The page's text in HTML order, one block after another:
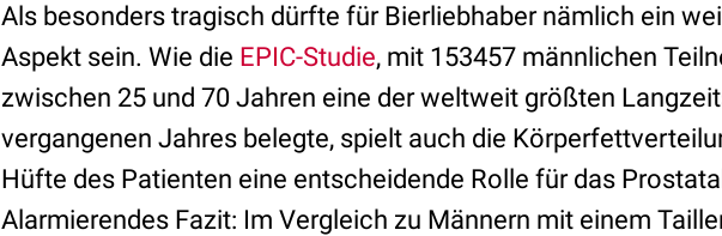
Als besonders tragisch dürfte für Bierliebhaber nämlich ein
Aspekt sein. Wie die EPIC-Studie, mit 153457 männlichen
zwischen 25 und 70 Jahren eine der weltweit größten
vergangenen Jahres belegte, spielt auch die
Hüfte des Patienten eine entscheidende Rolle für das
Alarmierendes Fazit: Im Vergleich zu Männern mit einem